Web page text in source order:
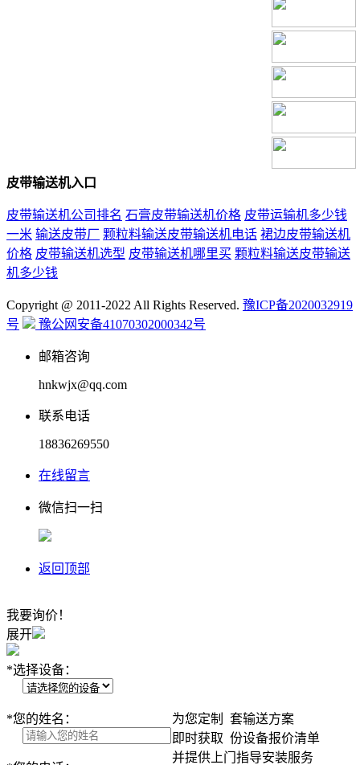
皮带输送机入口
皮带输送机公司排名 石膏皮带输送机价格 皮带运输机多少钱
一米 输送皮带厂 颗粒料输送皮带输送机电话 裙边皮带输送机
价格 皮带输送机选型 皮带输送机哪里买 颗粒料输送皮带输送
机多少钱
Copyright @ 2011-2022 All Rights Reserved. 豫ICP备2020032919
号
豫公网安备41070302000342号
邮箱咨询
hnkwjx@qq.com
联系电话
18836269550
在线留言
微信扫一扫
返回顶部
我要询价！
展开
*选择设备：
*您的姓名： 为您定制
套输送方案
即时获取 份设备报价清单
并提供上门指导安装服务